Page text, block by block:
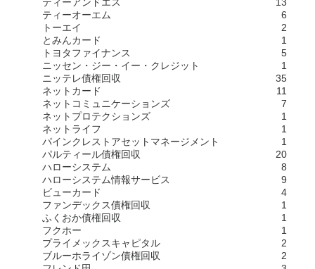
ティーアンドエス
13
ティーオーエム
6
トーエイ
2
とみんカード
1
トヨタファイナンス
5
ニッセン・ジー・イー・クレジット
1
ニッテレ債権回収
35
ネットカード
11
ネットコミュニケーションズ
7
ネットプロテクションズ
1
ネットライフ
1
パインクレストアセットマネージメント
1
パルティール債権回収
20
ハローシステム
8
ハローシステム情報サービス
9
ビューカード
4
ファンデックス債権回収
1
ふくおか債権回収
1
フクホー
1
プライメックスキャピタル
2
ブルーホライゾン債権回収
2